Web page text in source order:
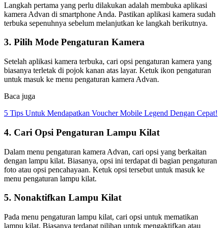
Langkah pertama yang perlu dilakukan adalah membuka aplikasi
kamera Advan di smartphone Anda. Pastikan aplikasi kamera sudah
terbuka sepenuhnya sebelum melanjutkan ke langkah berikutnya.
3. Pilih Mode Pengaturan Kamera
Setelah aplikasi kamera terbuka, cari opsi pengaturan kamera yang
biasanya terletak di pojok kanan atas layar. Ketuk ikon pengaturan
untuk masuk ke menu pengaturan kamera Advan.
Baca juga
5 Tips Untuk Mendapatkan Voucher Mobile Legend Dengan Cepat!
4. Cari Opsi Pengaturan Lampu Kilat
Dalam menu pengaturan kamera Advan, cari opsi yang berkaitan
dengan lampu kilat. Biasanya, opsi ini terdapat di bagian pengaturan
foto atau opsi pencahayaan. Ketuk opsi tersebut untuk masuk ke
menu pengaturan lampu kilat.
5. Nonaktifkan Lampu Kilat
Pada menu pengaturan lampu kilat, cari opsi untuk mematikan
lampu kilat. Biasanya terdapat pilihan untuk mengaktifkan atau